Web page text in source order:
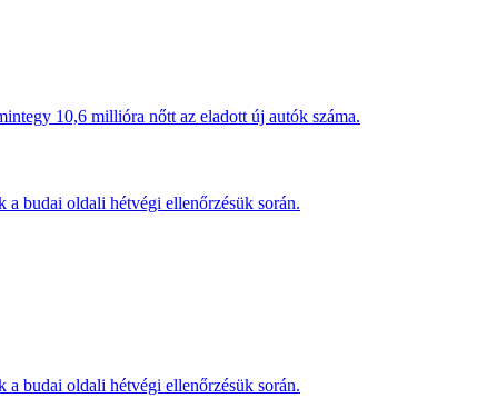
10,6 millióra nőtt az eladott új autók száma.
a budai oldali hétvégi ellenőrzésük során.
a budai oldali hétvégi ellenőrzésük során.